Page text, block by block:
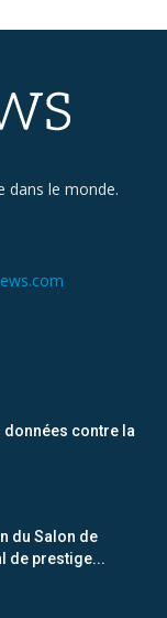
dans le monde.
données contre la
du Salon de
de prestige...